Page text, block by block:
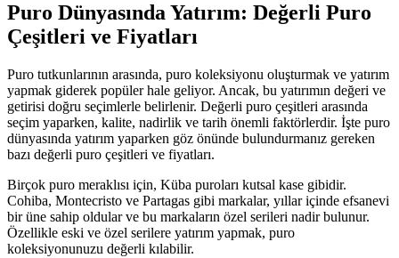
Puro Dünyasında Yatırım: Değerli Puro
Çeşitleri ve Fiyatları
Puro tutkunlarının arasında, puro koleksiyonu oluşturmak ve yatırım
yapmak giderek popüler hale geliyor. Ancak, bu yatırımın değeri ve
getirisi doğru seçimlerle belirlenir. Değerli puro çeşitleri arasında
seçim yaparken, kalite, nadirlik ve tarih önemli faktörlerdir. İşte puro
dünyasında yatırım yaparken göz önünde bulundurmanız gereken
bazı değerli puro çeşitleri ve fiyatları.
Birçok puro meraklısı için, Küba puroları kutsal kase gibidir.
Cohiba, Montecristo ve Partagas gibi markalar, yıllar içinde efsanevi
bir üne sahip oldular ve bu markaların özel serileri nadir bulunur.
Özellikle eski ve özel serilere yatırım yapmak, puro
koleksiyonunuzu değerli kılabilir.